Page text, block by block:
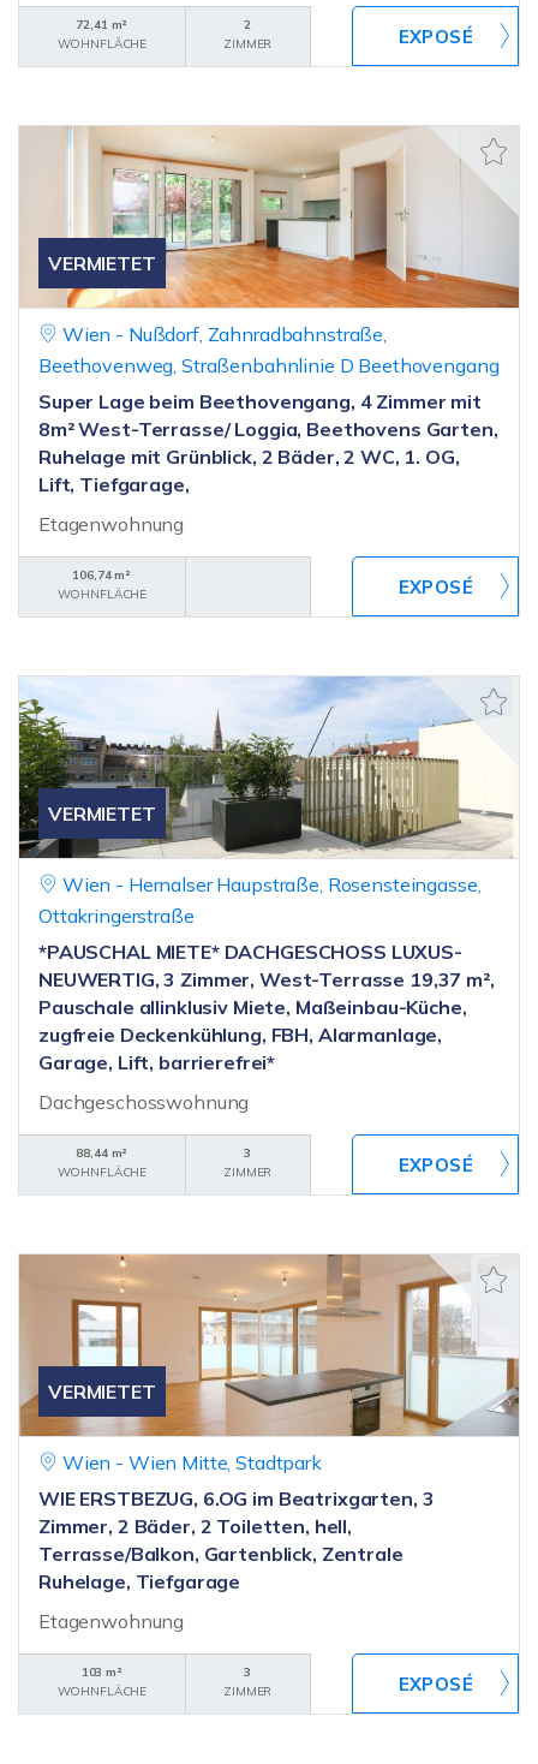
72,41 m²
WOHNFLÄCHE
2
ZIMMER
VERMIETET
Wien - Nußdorf, Zahnradbahnstraße,
Beethovenweg, Straßenbahnlinie D Beethovengang
Super Lage beim Beethovengang, 4 Zimmer mit
8m² West-Terrasse/ Loggia, Beethovens Garten,
Ruhelage mit Grünblick, 2 Bäder, 2 WC, 1. OG,
Lift, Tiefgarage,
Etagenwohnung
106,74 m²
WOHNFLÄCHE
VERMIETET
Wien - Hernalser Haupstraße, Rosensteingasse,
Ottakringerstraße
*PAUSCHAL MIETE* DACHGESCHOSS LUXUS-
NEUWERTIG, 3 Zimmer, West-Terrasse 19,37 m²,
Pauschale allinklusiv Miete, Maßeinbau-Küche,
zugfreie Deckenkühlung, FBH, Alarmanlage,
Garage, Lift, barrierefrei*
Dachgeschosswohnung
88,44 m²
WOHNFLÄCHE
3
ZIMMER
VERMIETET
Wien - Wien Mitte, Stadtpark
WIE ERSTBEZUG, 6.OG im Beatrixgarten, 3
Zimmer, 2 Bäder, 2 Toiletten, hell,
Terrasse/Balkon, Gartenblick, Zentrale
Ruhelage, Tiefgarage
Etagenwohnung
103 m²
WOHNFLÄCHE
3
ZIMMER